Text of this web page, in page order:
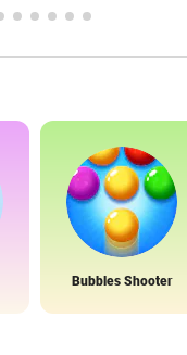
Bubbles Shooter